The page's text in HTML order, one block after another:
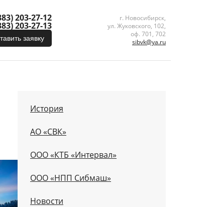
203-27-12
203-27-13
заявку
г. Новосибирск,
ул. Жуковского, 102,
оф. 701, 702
sibvk@ya.ru
История
АО «СВК»
ООО «КТБ «Интервал»
ООО «НПП Сибмаш»
Новости